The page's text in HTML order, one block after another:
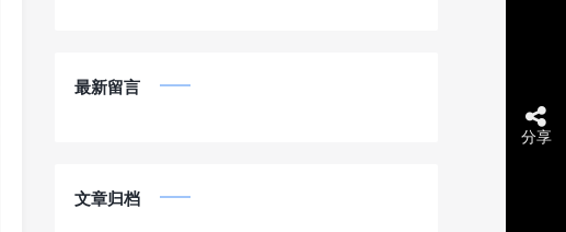
最新留言
文章归档
分享